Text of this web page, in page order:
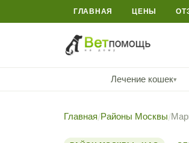
ГЛАВНАЯ ЦЕНЫ
Лечение кошек▾
Главная/Районы Москвы/